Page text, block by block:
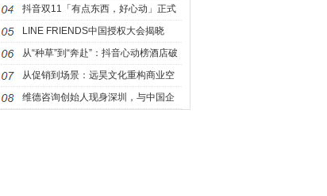
品牌”创新传播活动
让奔跑闪耀湾区，让坚持值得珍视
抖音双11「有点东西，好心动」正式
官宣，重磅内容惊喜来袭！
LINE FRIENDS中国授权大会揭晓
2026年战略：聚焦多元IP生态、年轻
流量场域与经典价值焕新
从“种草”到“奔赴”：抖音心动榜酒店破
局“情绪经济”，再造旅行消费需求
从促销到场景：远昊文化重构商业空
间的吸引力法则
维德咨询创始人现身深圳，与中国企